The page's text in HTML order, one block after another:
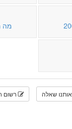
מה
שאלה רשום